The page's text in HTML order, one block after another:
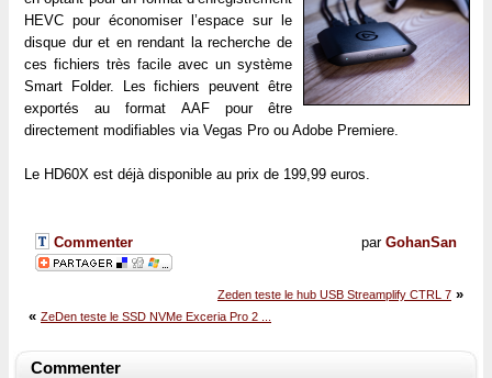
HEVC pour économiser l’espace sur le
disque dur et en rendant la recherche de
ces fichiers très facile avec un système
Smart Folder. Les fichiers peuvent être
exportés au format AAF pour être
directement modifiables via Vegas Pro ou Adobe Premiere.
Le HD60X est déjà disponible au prix de 199,99 euros.
par GohanSan
Commenter
Zeden teste le hub USB Streamplify CTRL 7 »
« ZeDen teste le SSD NVMe Exceria Pro 2 ...
Commenter